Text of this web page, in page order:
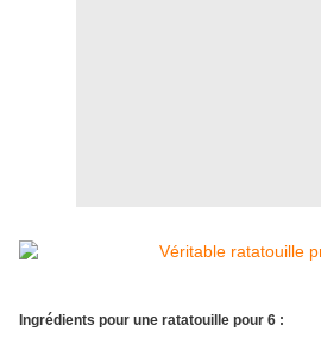
Ingrédients pour une ratatouille pour 6 :